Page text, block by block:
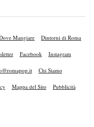
Mangiare Dintorni di Roma
Facebook Instagram
Chi Siamo
Mappa del Sito Pubblicità